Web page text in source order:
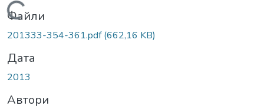
Вантажиться...
Файли
201333-354-361.pdf(662,16 KB)
Дата
2013
Автори